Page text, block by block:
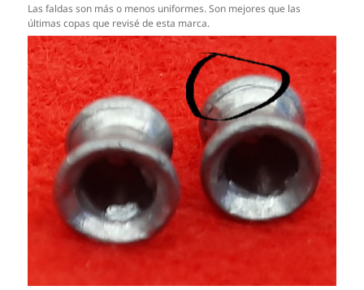
Las faldas son más o menos uniformes. Son mejores que las
últimas copas que revisé de esta marca.